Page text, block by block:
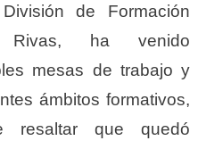
de Formación
Rivas, ha venido
mesas de trabajo y
ámbitos formativos,
resaltar que quedó